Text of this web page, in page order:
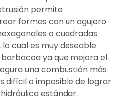
permite
formas con un agujero
o cuadradas
cual es muy deseable
ya que mejora el
una combustión más
difícil o imposible de lograr
estándar.